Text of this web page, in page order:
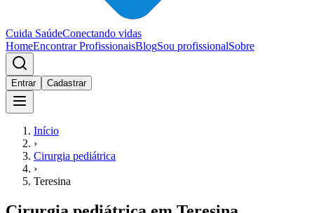
Cuida SaúdeConectando vidas
HomeEncontrar ProfissionaisBlogSou profissionalSobre
Entrar Cadastrar
Início
›
Cirurgia pediátrica
›
Teresina